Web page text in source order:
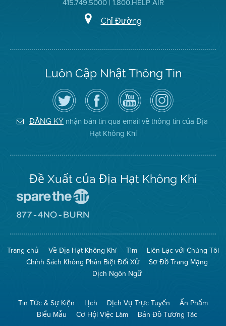
415.749.5000 | 1.800.HELP AIR
Chỉ Đường
Luôn Cập Nhật Thông Tin
Hãy
theo
dõi
Địa
Hạt
Không
Truy
cập
Trang
Facebook
của
Địa
Hạt
Kênh
YouTube
của
Địa
Hạt
Không
Khí
Air
District
on
Instagram
ĐĂNG KÝ nhận bản tin qua email về thông tin của Địa
Hạt Không Khí
Đề Xuất của Địa Hạt Không Khí
The
(Bảo
Toàn
Không
Khí)
Mạng
No
Burn
(Không
Đốt)
Trang chủ Về Địa Hạt Không Khí Tìm
Liên Lạc với Chúng Tôi
Chính Sách Không Phân Biệt Đối Xử
Sơ Đồ Trang Mạng
Dịch Ngôn Ngữ
Tin Tức & Sự Kiện Lịch Dịch Vụ Trực Tuyến
Ấn Phẩm
Biểu Mẫu
Cơ Hội Việc Làm Bản Đồ Tương Tác